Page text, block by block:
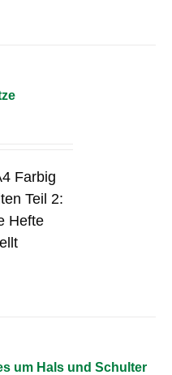
Farbig
Teil 2:
Hefte
um Hals und Schulter